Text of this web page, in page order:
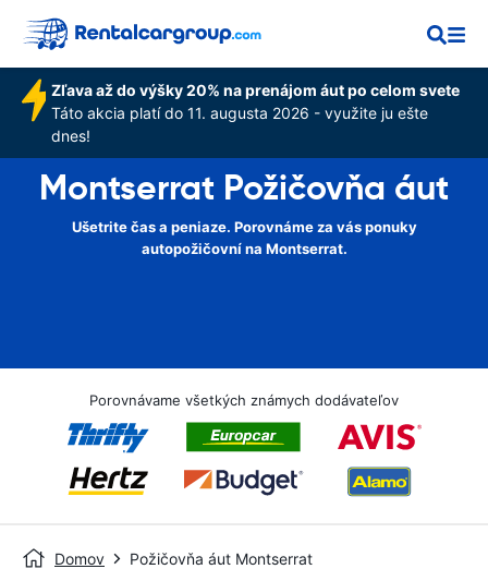
Zľava až do výšky 20% na prenájom áut po celom svete
Táto akcia platí do 11. augusta 2026 - využite ju ešte
dnes!
Montserrat Požičovňa áut
Ušetrite čas a peniaze. Porovnáme za vás ponuky
autopožičovní na Montserrat.
Porovnávame všetkých známych dodávateľov
Domov Požičovňa áut Montserrat